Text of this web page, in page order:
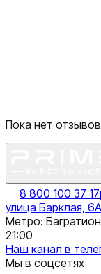
Пока нет
8 800 100 37 17
улица Барклая,
Метро:
21:00
Наш канал в
Мы в соцсетях